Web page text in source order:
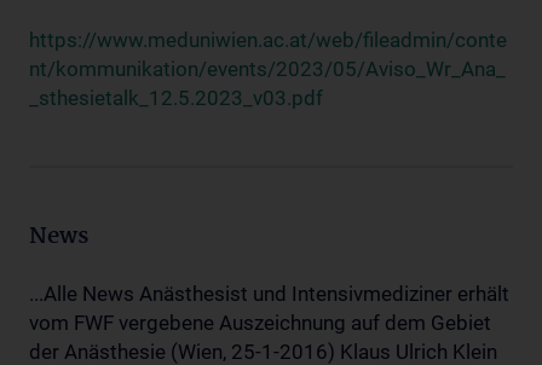
https://www.meduniwien.ac.at/web/fileadmin/conte
nt/kommunikation/events/2023/05/Aviso_Wr_Ana_
_sthesietalk_12.5.2023_v03.pdf
News
...Alle News Anästhesist und Intensivmediziner erhält
vom FWF vergebene Auszeichnung auf dem Gebiet
der Anästhesie (Wien, 25-1-2016) Klaus Ulrich Klein